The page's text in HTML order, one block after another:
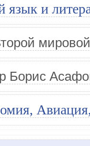
язык и
Борис